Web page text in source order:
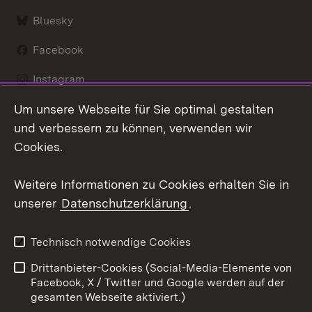
Bluesky
Facebook
Instagram
LinkedIn
Datenschutz
Barrierefreiheit
Impressum
Cookies
Um unsere Webseite für Sie optimal gestalten
und verbessern zu können, verwenden wir
Cookies.
Weitere Informationen zu Cookies erhalten Sie in
unserer Datenschutzerklärung.
Technisch notwendige Cookies
Drittanbieter-Cookies (Social-Media-Elemente von
Facebook, X / Twitter und Google werden auf der
gesamten Webseite aktiviert.)